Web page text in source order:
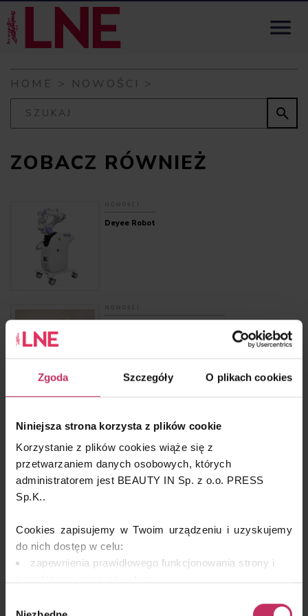
Zgoda Szczegóły O plikach cookies
Niniejsza strona korzysta z plików cookie
Korzystanie z plików cookies wiąże się z
przetwarzaniem danych osobowych, których
administratorem jest BEAUTY IN Sp. z o.o. PRESS
Sp.K..
Cookies zapisujemy w Twoim urządzeniu i uzyskujemy
do nich dostęp w celu:
zapewnienia prawidłowego funkcjonowania strony i
analizy zachowań użytkowników w celu ich lepszego
Skip to content

HOME > NOWOŚCI >

ZOBACZ RÓWNIEŻ
NOWOŚCI
Deyee Robot
NOWOŚCI
Attre.eu – PLAZION
ANUA – PDRN Hyaluronic Acid Hydrating Capsule
Mist